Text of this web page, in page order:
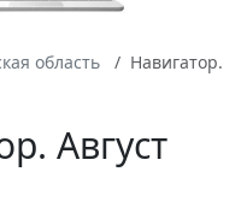
область
Навигатор.
Август